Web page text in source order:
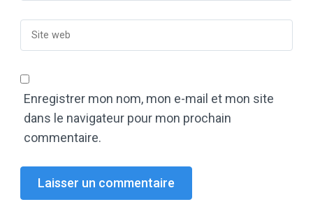
Enregistrer mon nom, mon e-mail et mon site
dans le navigateur pour mon prochain
commentaire.